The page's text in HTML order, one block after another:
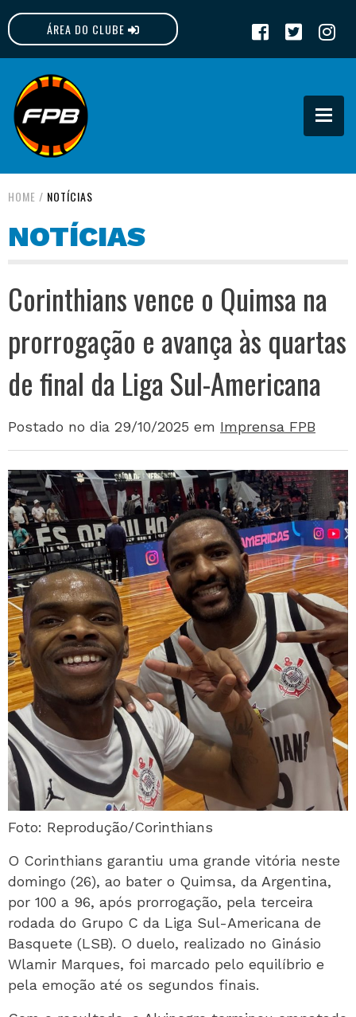
ÁREA DO CLUBE
FPB
HOME / NOTÍCIAS
NOTÍCIAS
Corinthians vence o Quimsa na
prorrogação e avança às quartas
de final da Liga Sul-Americana
Postado no dia 29/10/2025 em Imprensa FPB
Foto: Reprodução/Corinthians
O Corinthians garantiu uma grande vitória neste
domingo (26), ao bater o Quimsa, da Argentina,
por 100 a 96, após prorrogação, pela terceira
rodada do Grupo C da Liga Sul-Americana de
Basquete (LSB). O duelo, realizado no Ginásio
Wlamir Marques, foi marcado pelo equilíbrio e
pela emoção até os segundos finais.